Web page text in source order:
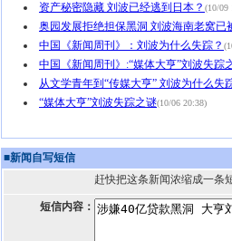
资产秘密隐藏 刘波已经逃到日本？ (10/09
奥园发展拒绝担保黑洞 刘波海南老窝已
中国《新闻周刊》：刘波为什么失踪？
中国《新闻周刊》:“媒体大亨”刘波失踪
从文学青年到“传媒大亨” 刘波为什么失
“媒体大亨”刘波失踪之谜(10/06 20:38)
■新闻自写短信
赶快把这条新闻浓缩成一条
短信内容：